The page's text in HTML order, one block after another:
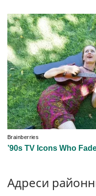
Адреси